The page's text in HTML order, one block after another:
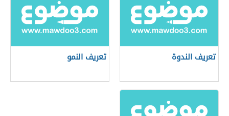
تعريف الندوة تعريف النمو